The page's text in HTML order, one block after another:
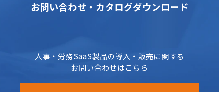
お問い合わせ・カタログダウンロード
人事・労務SaaS製品の導入・販売に関する
お問い合わせはこちら